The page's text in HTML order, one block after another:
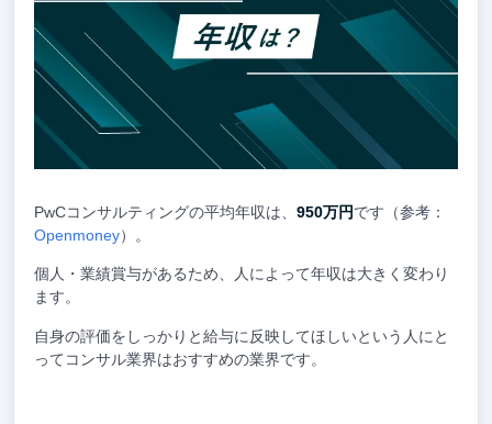
PwCコンサルティングの平均年収は、 950万円です（参考：
Openmoney）。
個人・業績賞与があるため、人によって年収は大きく変わり
ます。
自身の評価をしっかりと給与に反映してほしいという人にと
ってコンサル業界はおすすめの業界です。